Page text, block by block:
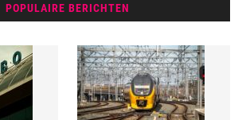
POPULAIRE BERICHTEN